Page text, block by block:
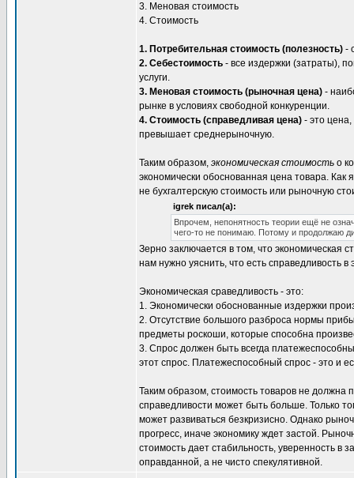
3. Меновая стоимость
4. Стоимость
1. Потребительная стоимость (полезность) -
2. Себестоимость - все издержки (затраты),
услуги.
3. Меновая стоимость (рыночная цена) -
рынке в условиях свободной конкуренции.
4. Стоимость (справедливая цена) - это
превышает среднерыночную.
Таким образом, экономическая стоимость о
экономически обоснованная цена товара.
не бухгалтерскую стоимость или рыночную
igrek писал(а):
Впрочем, непонятность теории ещё не
чего-то не понимаю. Потому и продолжаю
Зерно заключается в том, что экономическая
нам нужно уяснить, что есть справедливость
Экономическая сраведливость - это:
1. Экономически обоснованные издержки
2. Отсутствие большого разброса нормы
предметы роскоши, которые способна
3. Спрос должен быть всегда
этот спрос. Платежеспособный спрос - это и
Таким образом, стоимость товаров не должна
справедливости может быть больше. Только
может развиваться безкризисно. Однако
прогресс, иначе экономику ждет застой.
стоимость дает стабильность, уверенность
оправданной, а не чисто спекулятивной.